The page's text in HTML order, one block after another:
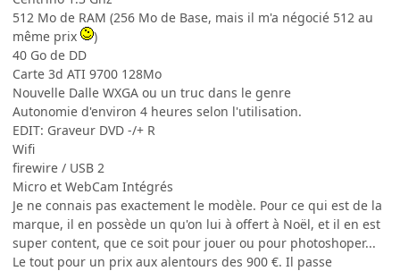
512 Mo de RAM (256 Mo de Base, mais il m'a négocié 512 au
même prix
)
40 Go de DD
Carte 3d ATI 9700 128Mo
Nouvelle Dalle WXGA ou un truc dans le genre
Autonomie d'environ 4 heures selon l'utilisation.
EDIT: Graveur DVD -/+ R
Wifi
firewire / USB 2
Micro et WebCam Intégrés
Je ne connais pas exactement le modèle. Pour ce qui est de la
marque, il en possède un qu'on lui à offert à Noël, et il en est
super content, que ce soit pour jouer ou pour photoshoper...
Le tout pour un prix aux alentours des 900 €. Il passe